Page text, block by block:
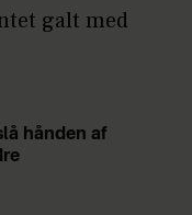
galt med
hånden af